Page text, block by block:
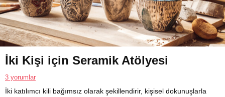
İki Kişi için Seramik Atölyesi
3 yorumlar
İki katılımcı kili bağımsız olarak şekillendirir, kişisel dokunuşlarla